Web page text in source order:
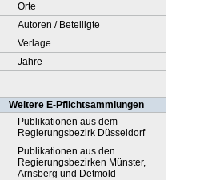
Orte
Autoren / Beteiligte
Verlage
Jahre
Weitere E-Pflichtsammlungen
Publikationen aus dem
Regierungsbezirk Düsseldorf
Publikationen aus den
Regierungsbezirken Münster,
Arnsberg und Detmold